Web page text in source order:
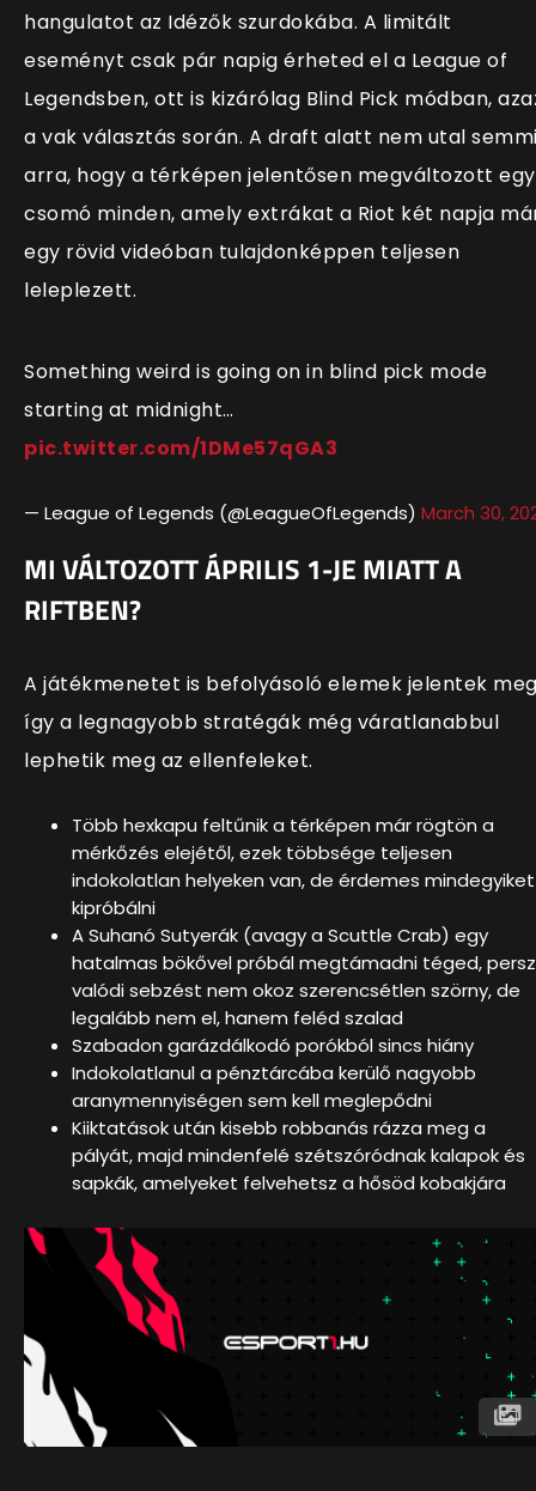
hangulatot az Idézők szurdokába. A limitált
eseményt csak pár napig érheted el a League of
Legendsben, ott is kizárólag Blind Pick módban,
a vak választás során. A draft alatt nem utal
arra, hogy a térképen jelentősen megváltozott egy
csomó minden, amely extrákat a Riot két napja
egy rövid videóban tulajdonképpen teljesen
leleplezett.
Something weird is going on in blind pick mode
starting at midnight…
pic.twitter.com/1DMe57qGA3
— League of Legends (@LeagueOfLegends) March 30,
MI VÁLTOZOTT ÁPRILIS 1-JE MIATT A
RIFTBEN?
A játékmenetet is befolyásoló elemek jelentek
így a legnagyobb stratégák még váratlanabbul
lephetik meg az ellenfeleket.
Több hexkapu feltűnik a térképen már rögtön a
mérkőzés elejétől, ezek többsége teljesen
indokolatlan helyeken van, de érdemes mindegyiket
kipróbálni
A Suhanó Sutyerák (avagy a Scuttle Crab) egy
hatalmas bökővel próbál megtámadni téged,
valódi sebzést nem okoz szerencsétlen szörny, de
legalább nem el, hanem feléd szalad
Szabadon garázdálkodó porókból sincs hiány
Indokolatlanul a pénztárcába kerülő nagyobb
aranymennyiségen sem kell meglepődni
Kiiktatások után kisebb robbanás rázza meg a
pályát, majd mindenfelé szétszóródnak kalapok és
sapkák, amelyeket felvehetsz a hősöd kobakjára